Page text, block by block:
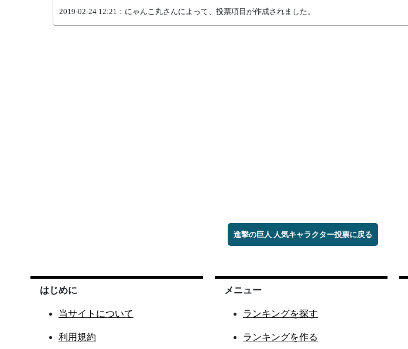
2019-02-24 12:21：にゃんこ丸さんによって、投票項目が作成されました。
進撃の巨人 人気キャラクター投票に戻る
はじめに
当サイトについて
利用規約
メニュー
ランキングを探す
ランキングを作る